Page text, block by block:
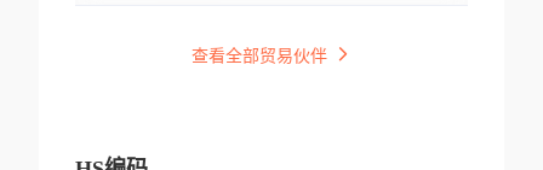
查看全部贸易伙伴